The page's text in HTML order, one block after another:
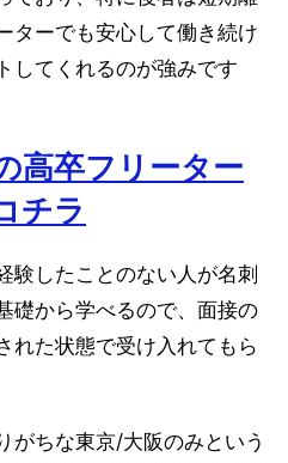
ターでも安心して働き続け
してくれるのが強みです
高卒フリーター
チラ
験したことのない人が名刺
礎から学べるので、面接の
れた状態で受け入れてもら
がちな東京/大阪のみという